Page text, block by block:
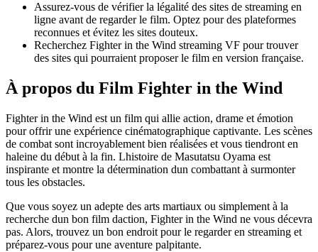
Assurez-vous de vérifier la légalité des sites de streaming en
ligne avant de regarder le film. Optez pour des plateformes
reconnues et évitez les sites douteux.
Recherchez Fighter in the Wind streaming VF pour trouver
des sites qui pourraient proposer le film en version française.
À propos du Film Fighter in the Wind
Fighter in the Wind est un film qui allie action, drame et émotion
pour offrir une expérience cinématographique captivante. Les scènes
de combat sont incroyablement bien réalisées et vous tiendront en
haleine du début à la fin. Lhistoire de Masutatsu Oyama est
inspirante et montre la détermination dun combattant à surmonter
tous les obstacles.
Que vous soyez un adepte des arts martiaux ou simplement à la
recherche dun bon film daction, Fighter in the Wind ne vous décevra
pas. Alors, trouvez un bon endroit pour le regarder en streaming et
préparez-vous pour une aventure palpitante.